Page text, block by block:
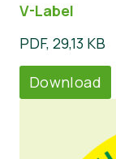
V-Label
PDF, 29,13 KB
Download